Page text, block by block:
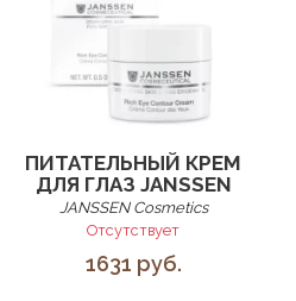
ПИТАТЕЛЬНЫЙ КРЕМ
ДЛЯ ГЛАЗ JANSSEN
JANSSEN Cosmetics
Отсутствует
1631 руб.